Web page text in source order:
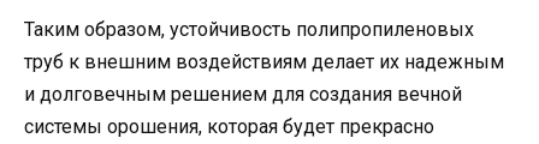
Таким образом, устойчивость полипропиленовых
труб к внешним воздействиям делает их надежным
и долговечным решением для создания вечной
системы орошения, которая будет прекрасно